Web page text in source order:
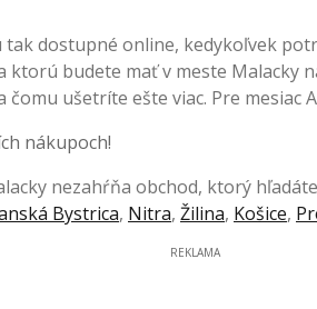
dostupné online, kedykoľvek
budete mať v meste Malacky
ušetríte ešte viac. Pre mesiac
nákupoch!
nezahŕňa obchod, ktorý
Bystrica, Nitra, Žilina, Košice,
REKLAMA